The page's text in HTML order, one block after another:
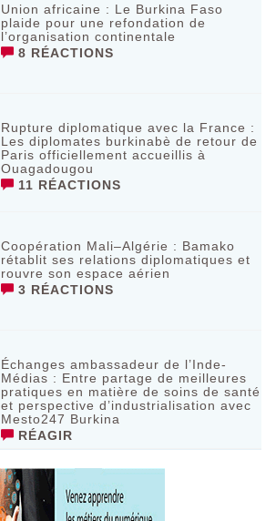
Union africaine : Le Burkina Faso
plaide pour une refondation de
l’organisation continentale‎
8 RÉACTIONS
Rupture diplomatique avec la France :
Les diplomates burkinabè de retour de
Paris officiellement accueillis à
Ouagadougou
11 RÉACTIONS
Coopération Mali–Algérie : Bamako
rétablit ses relations diplomatiques et
rouvre son espace aérien
3 RÉACTIONS
Échanges ambassadeur de l’Inde-
Médias : Entre partage de meilleures
pratiques en matière de soins de santé
et perspective d’industrialisation avec
Mesto247 Burkina
RÉAGIR